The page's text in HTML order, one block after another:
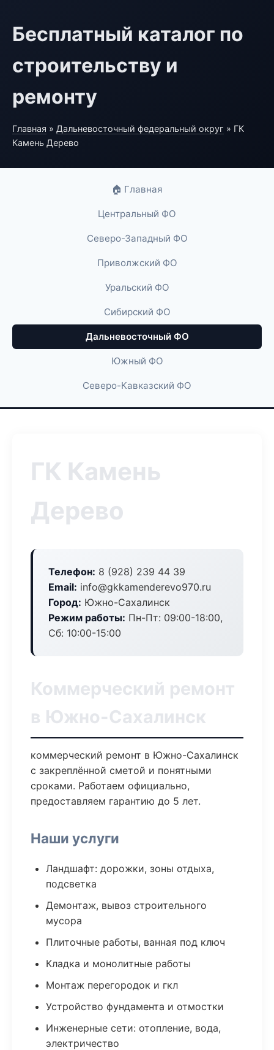
Бесплатный каталог по
строительству и
ремонту
Главная » Дальневосточный федеральный округ » ГК
Камень Дерево
🏠 Главная
Центральный ФО
Северо-Западный ФО
Приволжский ФО
Уральский ФО
Сибирский ФО
Дальневосточный ФО
Южный ФО
Северо-Кавказский ФО
ГК Камень
Дерево
Телефон: 8 (928) 239 44 39
Email: info@gkkamenderevo970.ru
Город: Южно-Сахалинск
Режим работы: Пн-Пт: 09:00-18:00,
Сб: 10:00-15:00
Коммерческий ремонт
в Южно-Сахалинск
коммерческий ремонт в Южно-Сахалинск
с закреплённой сметой и понятными
сроками. Работаем официально,
предоставляем гарантию до 5 лет.
Наши услуги
Ландшафт: дорожки, зоны отдыха,
подсветка
Демонтаж, вывоз строительного
мусора
Плиточные работы, ванная под ключ
Кладка и монолитные работы
Монтаж перегородок и гкл
Устройство фундамента и отмостки
Инженерные сети: отопление, вода,
электричество